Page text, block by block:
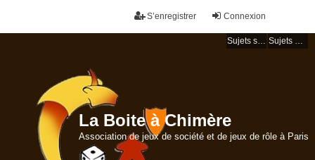
Connexion
S’enregistrer
Sujets sans réponse Sujets actifs
La Boite à Chimère
Association de jeux de société et de jeux de rôle à Paris